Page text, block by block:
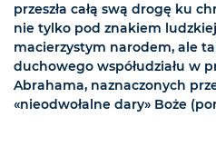
przeszła całą swą drogę ku
nie tylko pod znakiem
macierzystym narodem, ale
duchowego współudziału w
Abrahama, naznaczonych
«nieodwołalne dary» Boże (por.